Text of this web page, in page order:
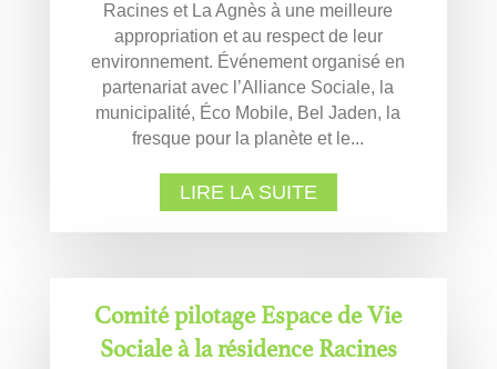
Racines et La Agnès à une meilleure
appropriation et au respect de leur
environnement. Événement organisé en
partenariat avec l’Alliance Sociale, la
municipalité, Éco Mobile, Bel Jaden, la
fresque pour la planète et le...
LIRE LA SUITE
Comité pilotage Espace de Vie
Sociale à la résidence Racines